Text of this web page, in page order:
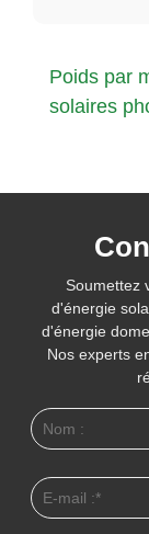
Poids par
solaires
Soumettez
d'énergie
d'énergie
Nos experts